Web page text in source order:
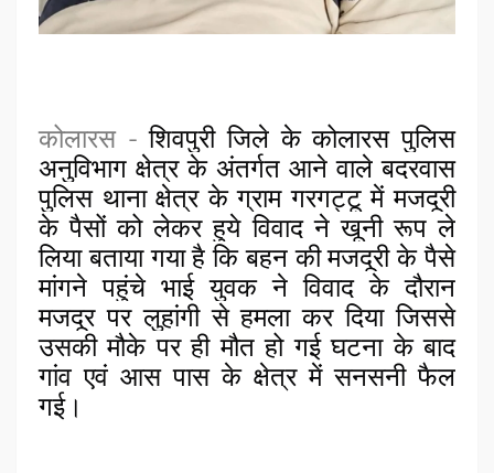
कोलारस -शिवपुरी जिले के कोलारस पुलिस
अनुविभाग क्षेत्र के अंतर्गत आने वाले बदरवास
पुलिस थाना क्षेत्र के ग्राम गरगट्टू में मजदूरी
के पैसों को लेकर हुये विवाद ने खूनी रूप ले
लिया बताया गया है कि बहन की मजदूरी के पैसे
मांगने पहुंचे भाई युवक ने विवाद के दौरान
मजदूर पर लुहांगी से हमला कर दिया जिससे
उसकी मौके पर ही मौत हो गई घटना के बाद
गांव एवं आस पास के क्षेत्र में सनसनी फैल
गई।